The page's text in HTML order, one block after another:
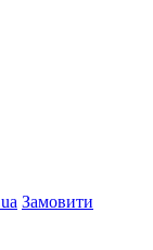
Замовити